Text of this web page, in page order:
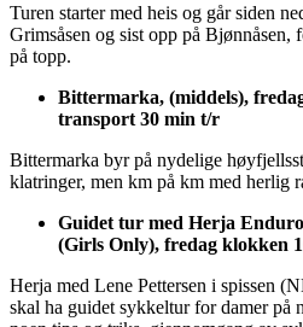
Turen starter med heis og går siden
Grimsåsen og sist opp på
på topp.
Bittermarka, (middels),
transport 30 min t/r
Bittermarka byr på nydelige
klatringer, men km på km med herlig
Guidet tur med Herja
(Girls Only), fredag klokken
Herja med Lene Pettersen i spissen
skal ha guidet sykkeltur for damer på